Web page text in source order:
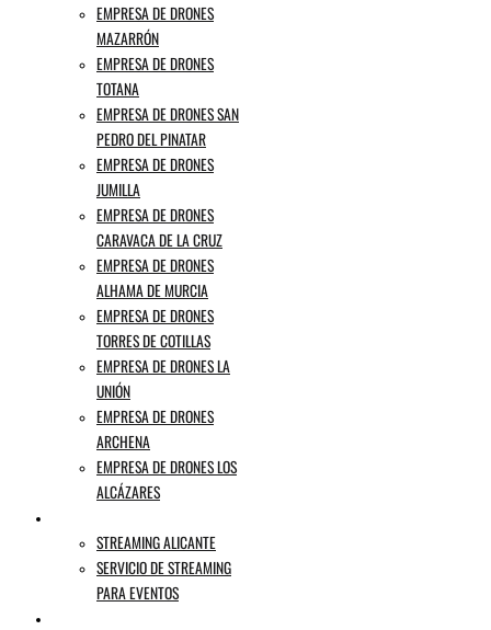
EMPRESA DE DRONES
MAZARRÓN
EMPRESA DE DRONES
TOTANA
EMPRESA DE DRONES SAN
PEDRO DEL PINATAR
EMPRESA DE DRONES
JUMILLA
EMPRESA DE DRONES
CARAVACA DE LA CRUZ
EMPRESA DE DRONES
ALHAMA DE MURCIA
EMPRESA DE DRONES
TORRES DE COTILLAS
EMPRESA DE DRONES LA
UNIÓN
EMPRESA DE DRONES
ARCHENA
EMPRESA DE DRONES LOS
ALCÁZARES
STREAMING ALICANTE
SERVICIO DE STREAMING
PARA EVENTOS